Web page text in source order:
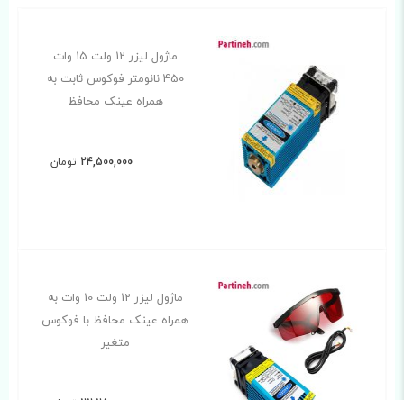
ماژول لیزر 12 ولت 15 وات
450 نانومتر فوکوس ثابت به
همراه عینک محافظ
24,500,000 تومان
ماژول لیزر 12 ولت 10 وات به
همراه عینک محافظ با فوکوس
متغیر